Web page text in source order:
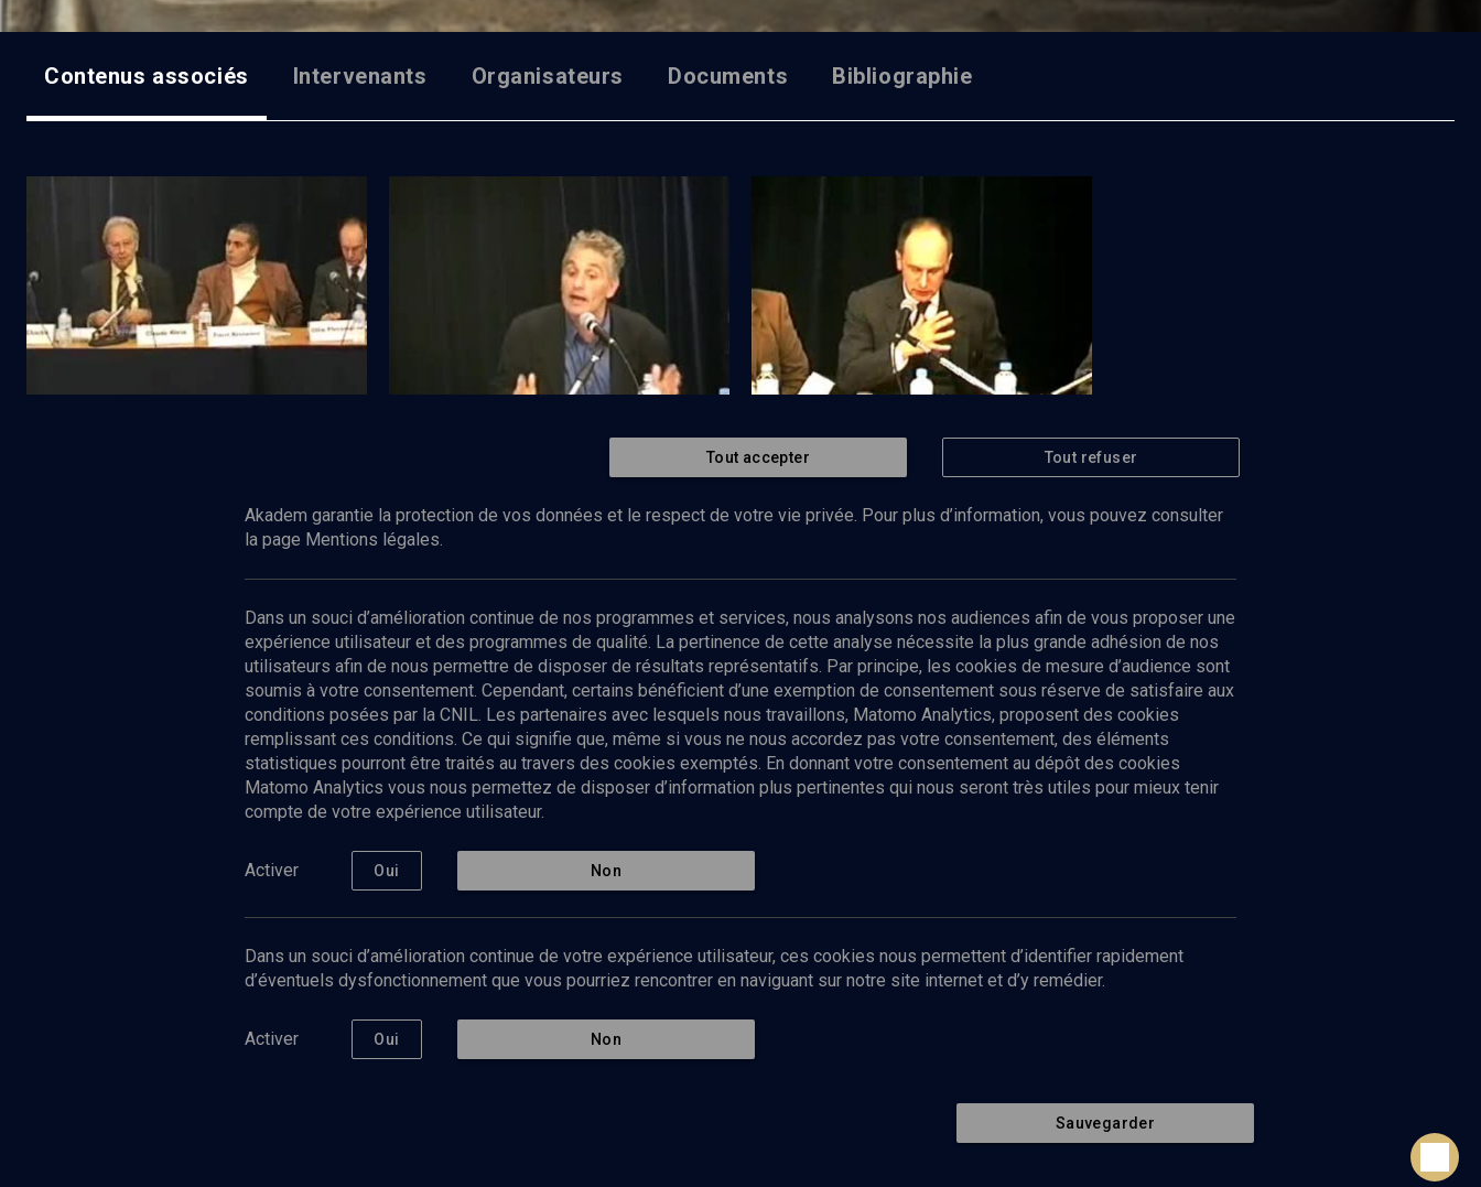
Contenus associés Intervenants Organisateurs Documents Bibliographie
Regarder
Juifs et Arabes dans la vision de Herzl
HISTOIRE Regarder
Herzl et ses contemporains
Abonnez-vous à notre newsletter
Envoyer
Nos Chaines
Culture
Limoud
Université
Podcast
Politique de protection des données
personnelles
Contact
Retour en haut de page
Tout accepter Tout refuser
Akadem garantie la protection de vos données et le respect de votre vie privée. Pour plus d’information, vous pouvez consulter
la page Mentions légales.
Dans un souci d’amélioration continue de nos programmes et services, nous analysons nos audiences afin de vous proposer une
expérience utilisateur et des programmes de qualité. La pertinence de cette analyse nécessite la plus grande adhésion de nos
utilisateurs afin de nous permettre de disposer de résultats représentatifs. Par principe, les cookies de mesure d’audience sont
soumis à votre consentement. Cependant, certains bénéficient d’une exemption de consentement sous réserve de satisfaire aux
conditions posées par la CNIL. Les partenaires avec lesquels nous travaillons, Matomo Analytics, proposent des cookies
remplissant ces conditions. Ce qui signifie que, même si vous ne nous accordez pas votre consentement, des éléments
statistiques pourront être traités au travers des cookies exemptés. En donnant votre consentement au dépôt des cookies
Matomo Analytics vous nous permettez de disposer d’information plus pertinentes qui nous seront très utiles pour mieux tenir
compte de votre expérience utilisateur.
Activer Oui Non
Dans un souci d’amélioration continue de votre expérience utilisateur, ces cookies nous permettent d’identifier rapidement
d’éventuels dysfonctionnement que vous pourriez rencontrer en naviguant sur notre site internet et d’y remédier.
Activer Oui Non
Sauvegarder